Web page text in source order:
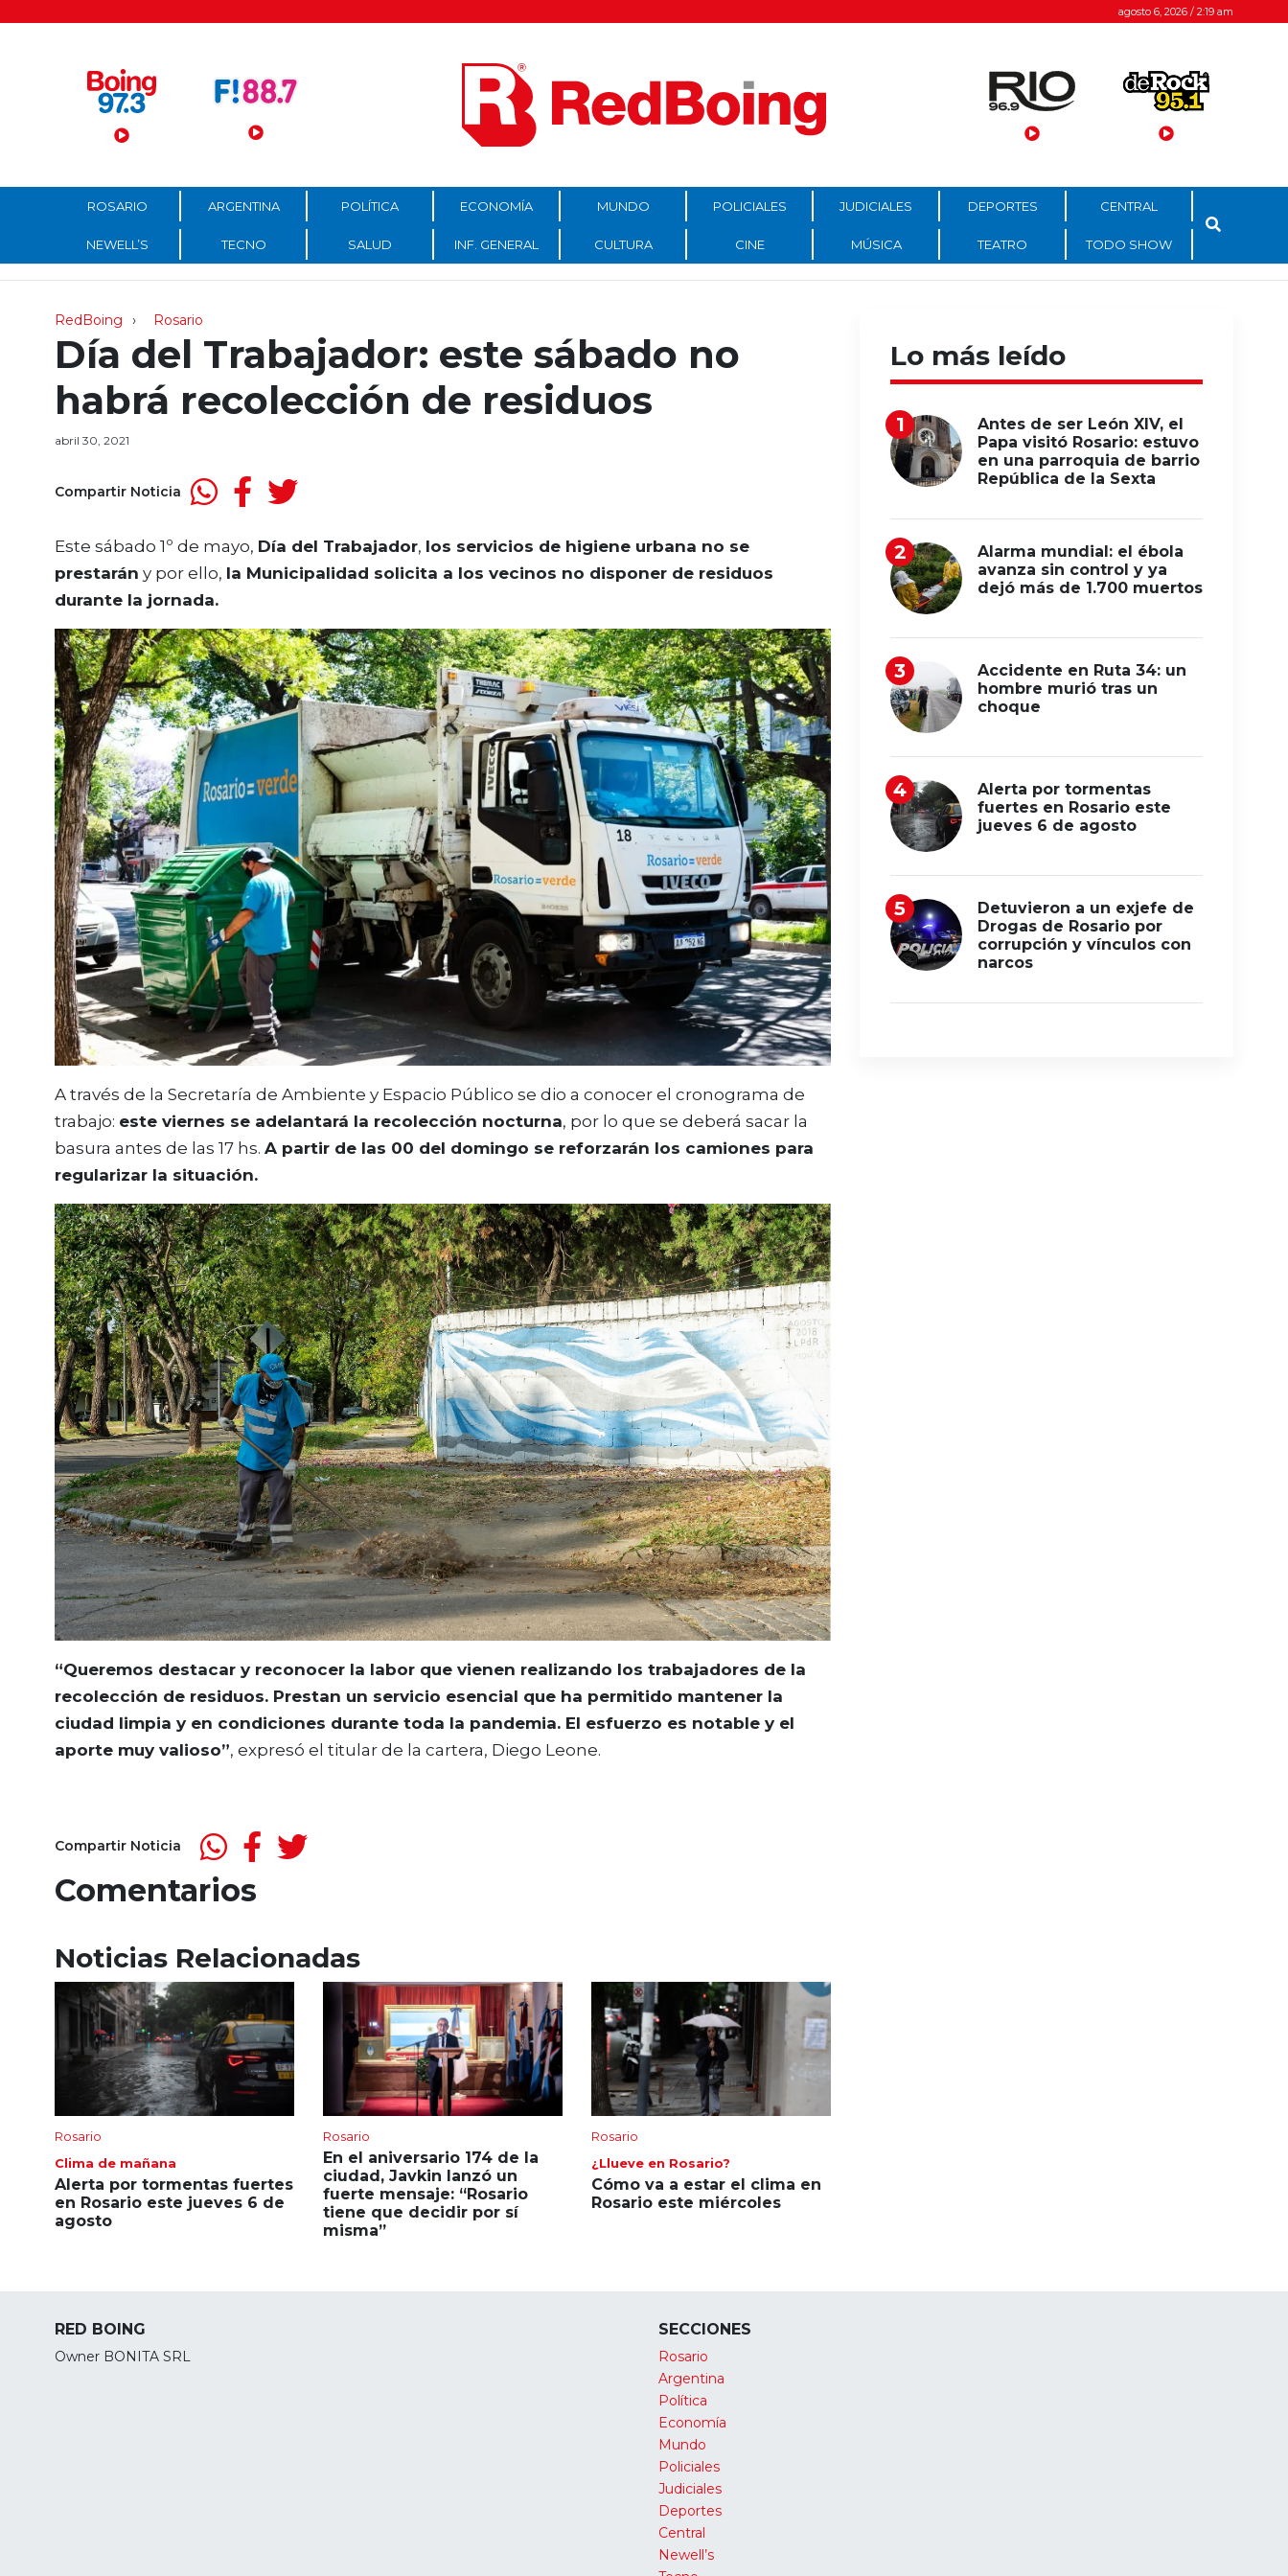
Menú Principal agosto 6, 2026 / 2:19 am
ROSARIO ARGENTINA POLÍTICA ECONOMÍA MUNDO POLICIALES JUDICIALES DEPORTES CENTRAL
NEWELL’S TECNO SALUD INF. GENERAL CULTURA CINE MÚSICA TEATRO TODO SHOW
RedBoing Rosario
Día del Trabajador: este sábado no
habrá recolección de residuos
abril 30, 2021
Compartir Noticia
Este sábado 1º de mayo, Día del Trabajador, los servicios de higiene urbana no se
prestarán y por ello, la Municipalidad solicita a los vecinos no disponer de residuos
durante la jornada.
A través de la Secretaría de Ambiente y Espacio Público se dio a conocer el cronograma de
trabajo: este viernes se adelantará la recolección nocturna, por lo que se deberá sacar la
basura antes de las 17 hs. A partir de las 00 del domingo se reforzarán los camiones para
regularizar la situación.
“Queremos destacar y reconocer la labor que vienen realizando los trabajadores de la
recolección de residuos. Prestan un servicio esencial que ha permitido mantener la
ciudad limpia y en condiciones durante toda la pandemia. El esfuerzo es notable y el
aporte muy valioso”, expresó el titular de la cartera, Diego Leone.
Compartir Noticia
Comentarios
Noticias Relacionadas
Rosario
Clima de mañana
Alerta por tormentas fuertes
en Rosario este jueves 6 de
agosto
Rosario
En el aniversario 174 de la
ciudad, Javkin lanzó un
fuerte mensaje: “Rosario
tiene que decidir por sí
misma”
Rosario
¿Llueve en Rosario?
Cómo va a estar el clima en
Rosario este miércoles
Lo más leído
Antes de ser León XIV, el
Papa visitó Rosario: estuvo
en una parroquia de barrio
República de la Sexta
Alarma mundial: el ébola
avanza sin control y ya
dejó más de 1.700 muertos
Accidente en Ruta 34: un
hombre murió tras un
choque
Alerta por tormentas
fuertes en Rosario este
jueves 6 de agosto
Detuvieron a un exjefe de
Drogas de Rosario por
corrupción y vínculos con
narcos
RED BOING
Owner BONITA SRL
SECCIONES
Rosario
Argentina
Política
Economía
Mundo
Policiales
Judiciales
Deportes
Central
Newell’s